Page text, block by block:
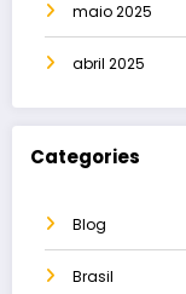
maio 2025
abril 2025
Categories
Blog
Brasil